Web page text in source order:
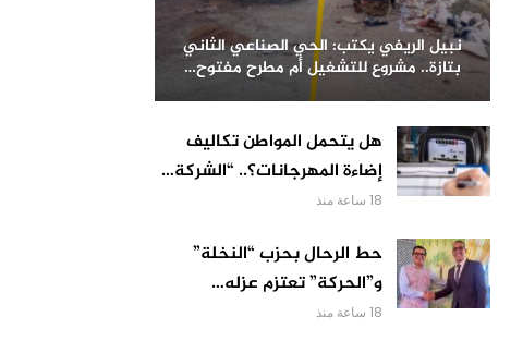
نبيل الريفي يكتب: الحي الصناعي الثاني
بتازة.. مشروع للتشغيل أم مطرح مفتوح…
هل يتحمل المواطن تكاليف
إضاءة المهرجانات؟.. “الشركة…
18 ساعة منذ
حط الرحال بحزب “النخلة”
و”الحركة” تعتزم عزله…
18 ساعة منذ